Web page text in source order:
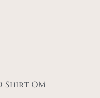
Shirt OM